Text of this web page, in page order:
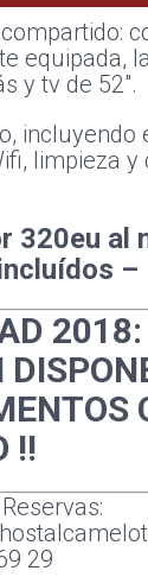
equipada,
y tv de 52″.
incluyendo
limpieza
320eu al
–
!!
29